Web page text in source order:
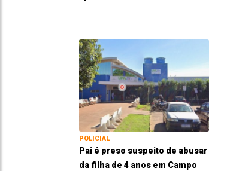
POLICIAL
Pai é preso suspeito de abusar
da filha de 4 anos em Campo